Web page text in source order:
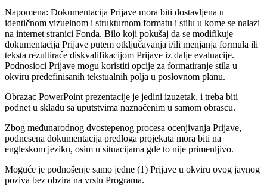
Napomena: Dokumentacija Prijave mora biti dostavljena u
identičnom vizuelnom i strukturnom formatu i stilu u kome se nalazi
na internet stranici Fonda. Bilo koji pokušaj da se modifikuje
dokumentacija Prijave putem otključavanja i/ili menjanja formula ili
teksta rezultiraće diskvalifikacijom Prijave iz dalje evaluacije.
Podnosioci Prijave mogu koristiti opcije za formatiranje stila u
okviru predefinisanih tekstualnih polja u poslovnom planu.
Obrazac PowerPoint prezentacije je jedini izuzetak, i treba biti
podnet u skladu sa uputstvima naznačenim u samom obrascu.
Zbog međunarodnog dvostepenog procesa ocenjivanja Prijave,
podnesena dokumentacija predloga projekata mora biti na
engleskom jeziku, osim u situacijama gde to nije primenljivo.
Moguće je podnošenje samo jedne (1) Prijave u okviru ovog javnog
poziva bez obzira na vrstu Programa.